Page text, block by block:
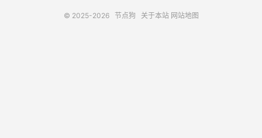
© 2025-2026 节点狗 关于本站 网站地图